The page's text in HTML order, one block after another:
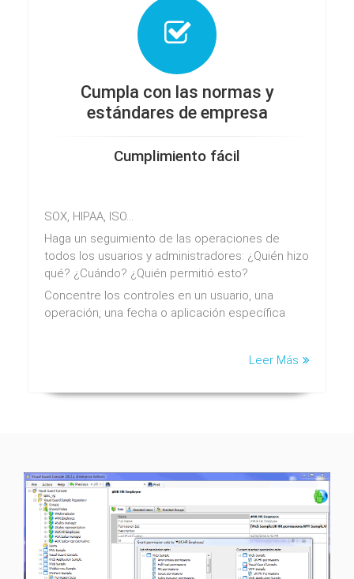
Cumpla con las normas y
estándares de empresa
Cumplimiento fácil
SOX, HIPAA, ISO...
Haga un seguimiento de las operaciones de
todos los usuarios y administradores: ¿Quién hizo
qué? ¿Cuándo? ¿Quién permitió esto?
Concentre los controles en un usuario, una
operación, una fecha o aplicación específica
Leer Más